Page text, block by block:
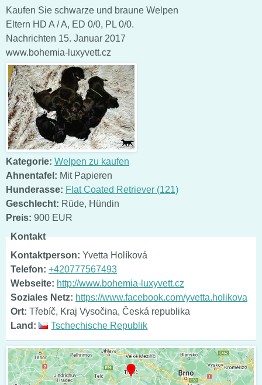
Kaufen Sie schwarze und braune Welpen
Eltern HD A / A, ED 0/0, PL 0/0.
Nachrichten 15. Januar 2017
www.bohemia-luxyvett.cz
Kategorie: Welpen zu kaufen
Ahnentafel: Mit Papieren
Hunderasse: Flat Coated Retriever (121)
Geschlecht: Rüde, Hündin
Preis: 900 EUR
Kontakt
Kontaktperson: Yvetta Holíková
Telefon: +420777567493
Webseite: http://www.bohemia-luxyvett.cz
Soziales Netz: https://www.facebook.com/yvetta.holikova
Ort: Třebíč, Kraj Vysočina, Česká republika
Land:
Tschechische Republik